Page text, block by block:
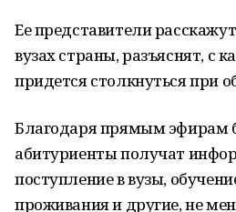
Ее представители
вузах страны, разъяснят, с
придется столкнуться при
Благодаря прямым эфирам
абитуриенты получат
поступление в вузы,
проживания и другие, не